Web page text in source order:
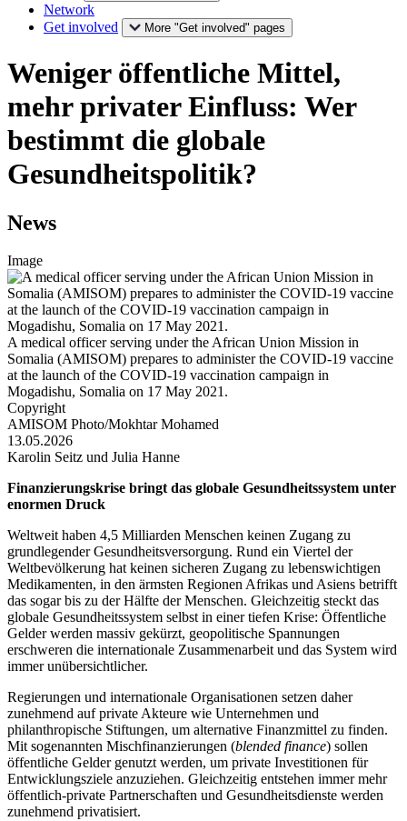
Network
Get involved
More "Get involved" pages
Weniger öffentliche Mittel,
mehr privater Einfluss: Wer
bestimmt die globale
Gesundheitspolitik?
News
Image
A medical officer serving under the African Union Mission in
Somalia (AMISOM) prepares to administer the COVID-19 vaccine
at the launch of the COVID-19 vaccination campaign in
Mogadishu, Somalia on 17 May 2021.
Copyright
AMISOM Photo/Mokhtar Mohamed
13.05.2026
Karolin Seitz und Julia Hanne
Finanzierungskrise bringt das globale Gesundheitssystem unter
enormen Druck
Weltweit haben 4,5 Milliarden Menschen keinen Zugang zu
grundlegender Gesundheitsversorgung. Rund ein Viertel der
Weltbevölkerung hat keinen sicheren Zugang zu lebenswichtigen
Medikamenten, in den ärmsten Regionen Afrikas und Asiens betrifft
das sogar bis zu der Hälfte der Menschen. Gleichzeitig steckt das
globale Gesundheitssystem selbst in einer tiefen Krise: Öffentliche
Gelder werden massiv gekürzt, geopolitische Spannungen
erschweren die internationale Zusammenarbeit und das System wird
immer unübersichtlicher.
Regierungen und internationale Organisationen setzen daher
zunehmend auf private Akteure wie Unternehmen und
philanthropische Stiftungen, um alternative Finanzmittel zu finden.
Mit sogenannten Mischfinanzierungen (blended finance) sollen
öffentliche Gelder genutzt werden, um private Investitionen für
Entwicklungsziele anzuziehen. Gleichzeitig entstehen immer mehr
öffentlich-private Partnerschaften und Gesundheitsdienste werden
zunehmend privatisiert.